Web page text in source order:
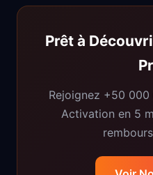
Prêt à
Rejoignez +50
Activation en 5